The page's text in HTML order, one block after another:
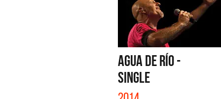
AGUA DE RÍO -
SINGLE